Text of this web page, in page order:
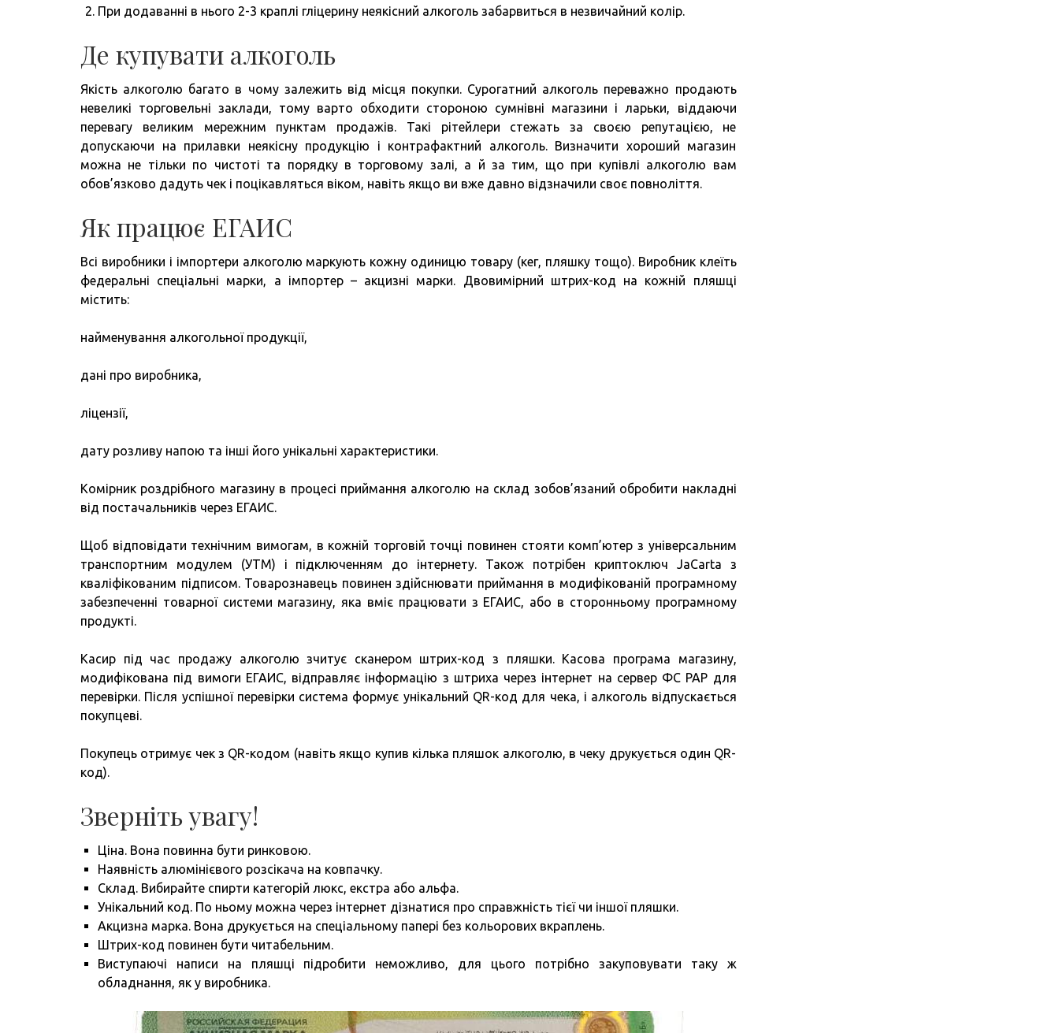
При додаванні в нього 2-3 краплі гліцерину неякісний алкоголь забарвиться в незвичайний колір.
Де купувати алкоголь
Якість алкоголю багато в чому залежить від місця покупки. Сурогатний алкоголь переважно продають
невеликі торговельні заклади, тому варто обходити стороною сумнівні магазини і ларьки, віддаючи
перевагу великим мережним пунктам продажів. Такі рітейлери стежать за своєю репутацією, не
допускаючи на прилавки неякісну продукцію і контрафактний алкоголь. Визначити хороший магазин
можна не тільки по чистоті та порядку в торговому залі, а й за тим, що при купівлі алкоголю вам
обов’язково дадуть чек і поцікавляться віком, навіть якщо ви вже давно відзначили своє повноліття.
Як працює ЕГАИС
Всі виробники і імпортери алкоголю маркують кожну одиницю товару (кег, пляшку тощо). Виробник клеїть
федеральні спеціальні марки, а імпортер – акцизні марки. Двовимірний штрих-код на кожній пляшці
містить:
найменування алкогольної продукції,
дані про виробника,
ліцензії,
дату розливу напою та інші його унікальні характеристики.
Комірник роздрібного магазину в процесі приймання алкоголю на склад зобов’язаний обробити накладні
від постачальників через ЕГАИС.
Щоб відповідати технічним вимогам, в кожній торговій точці повинен стояти комп’ютер з універсальним
транспортним модулем (УТМ) і підключенням до інтернету. Також потрібен криптоключ JaCarta з
кваліфікованим підписом. Товарознавець повинен здійснювати приймання в модифікованій програмному
забезпеченні товарної системи магазину, яка вміє працювати з ЕГАИС, або в сторонньому програмному
продукті.
Касир під час продажу алкоголю зчитує сканером штрих-код з пляшки. Касова програма магазину,
модифікована під вимоги ЕГАИС, відправляє інформацію з штриха через інтернет на сервер ФС РАР для
перевірки. Після успішної перевірки система формує унікальний QR-код для чека, і алкоголь відпускається
покупцеві.
Покупець отримує чек з QR-кодом (навіть якщо купив кілька пляшок алкоголю, в чеку друкується один QR-
код).
Зверніть увагу!
Ціна. Вона повинна бути ринковою.
Наявність алюмінієвого розсікача на ковпачку.
Склад. Вибирайте спирти категорій люкс, екстра або альфа.
Унікальний код. По ньому можна через інтернет дізнатися про справжність тієї чи іншої пляшки.
Акцизна марка. Вона друкується на спеціальному папері без кольорових вкраплень.
Штрих-код повинен бути читабельним.
Виступаючі написи на пляшці підробити неможливо, для цього потрібно закуповувати таку ж
обладнання, як у виробника.